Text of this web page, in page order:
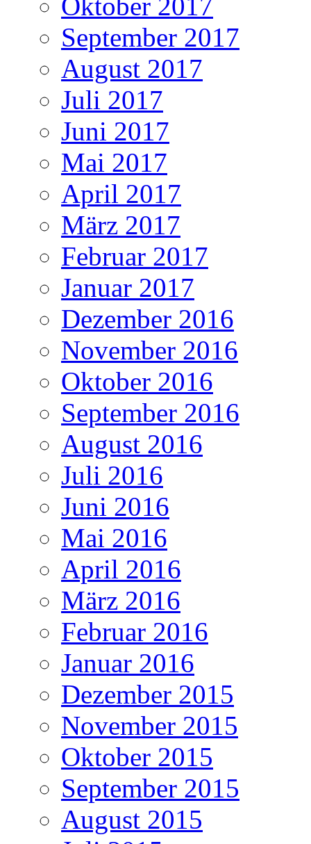
September 2017
August 2017
Juli 2017
Juni 2017
Mai 2017
April 2017
März 2017
Februar 2017
Januar 2017
Dezember 2016
November 2016
Oktober 2016
September 2016
August 2016
Juli 2016
Juni 2016
Mai 2016
April 2016
März 2016
Februar 2016
Januar 2016
Dezember 2015
November 2015
Oktober 2015
September 2015
August 2015